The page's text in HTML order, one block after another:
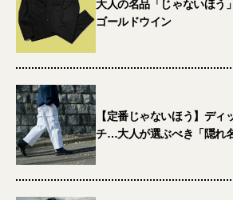
大人の名品「じゃないほう
ゴールドウイン
【定番じゃないほう】ディ
チ…大人が選ぶべき「隠れ